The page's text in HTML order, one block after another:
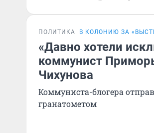
ПОЛИТИКА В КОЛОНИЮ ЗА
«Давно хотели
коммунист
Чихунова
Коммуниста-блогера
гранатометом